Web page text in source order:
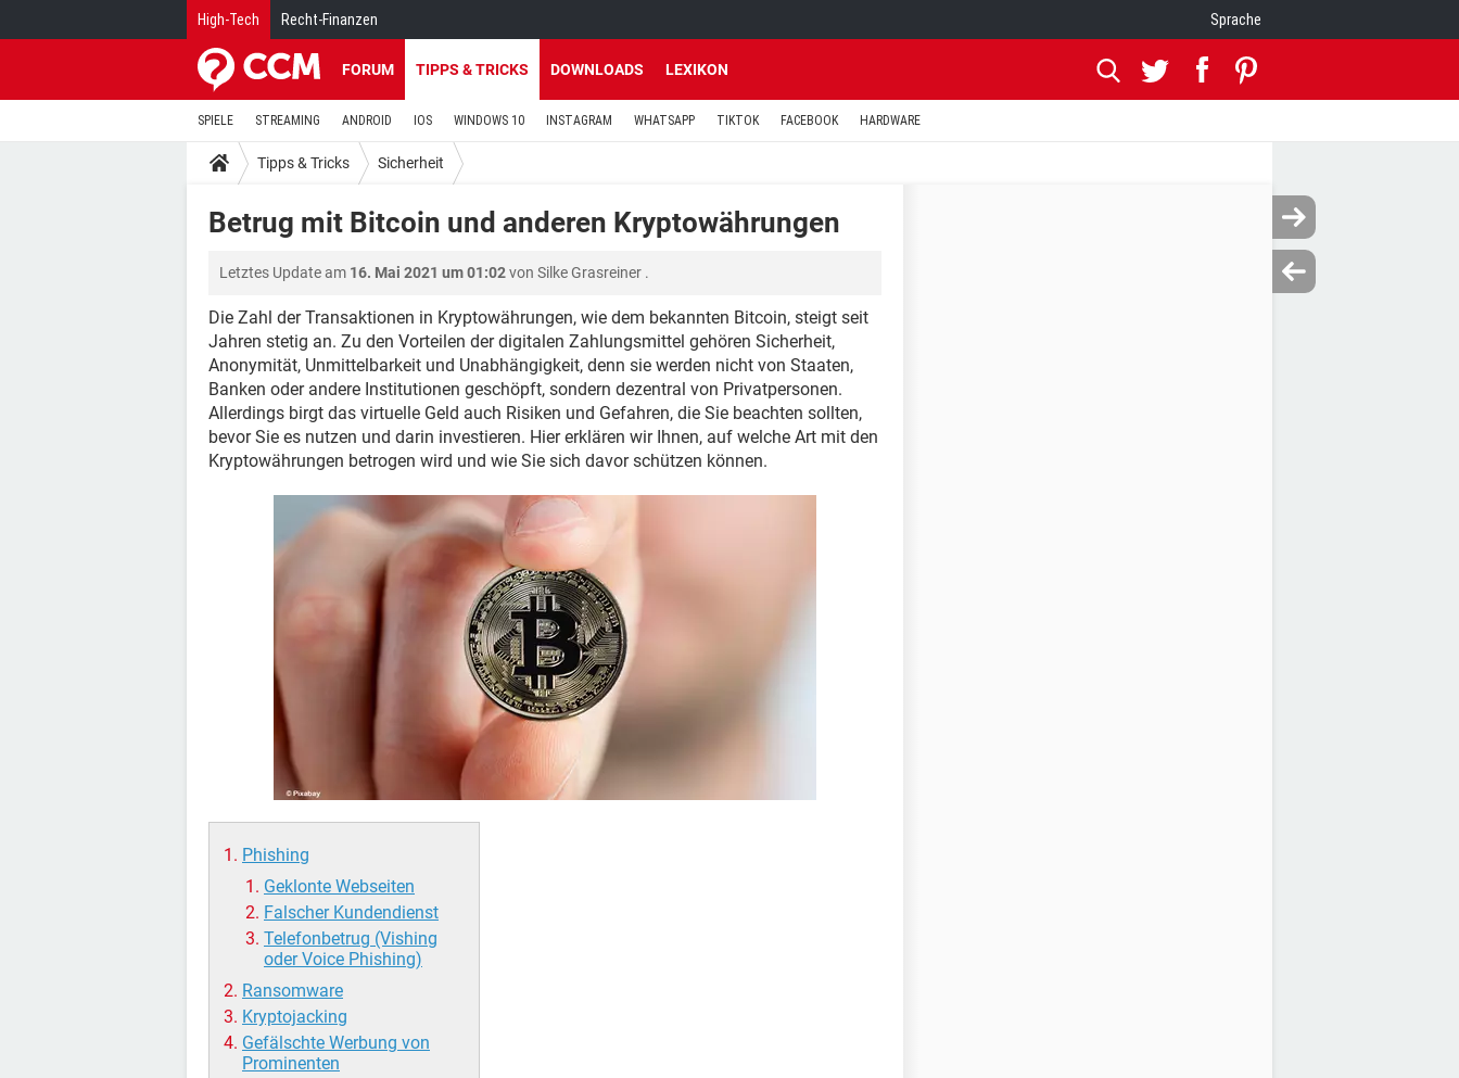
High-Tech Recht-Finanzen Sprache
FORUM TIPPS & TRICKS DOWNLOADS LEXIKON
SPIELE STREAMING ANDROID IOS WINDOWS 10 INSTAGRAM WHATSAPP TIKTOK FACEBOOK HARDWARE
Tipps & Tricks Sicherheit
Betrug mit Bitcoin und anderen Kryptowährungen
Letztes Update am 16. Mai 2021 um 01:02von Silke Grasreiner .
Die Zahl der Transaktionen in Kryptowährungen, wie dem bekannten Bitcoin, steigt seit
Jahren stetig an. Zu den Vorteilen der digitalen Zahlungsmittel gehören Sicherheit,
Anonymität, Unmittelbarkeit und Unabhängigkeit, denn sie werden nicht von Staaten,
Banken oder andere Institutionen geschöpft, sondern dezentral von Privatpersonen.
Allerdings birgt das virtuelle Geld auch Risiken und Gefahren, die Sie beachten sollten,
bevor Sie es nutzen und darin investieren. Hier erklären wir Ihnen, auf welche Art mit den
Kryptowährungen betrogen wird und wie Sie sich davor schützen können.
Phishing
Geklonte Webseiten
Falscher Kundendienst
Telefonbetrug (Vishing
oder Voice Phishing)
Ransomware
Kryptojacking
Gefälschte Werbung von
Prominenten